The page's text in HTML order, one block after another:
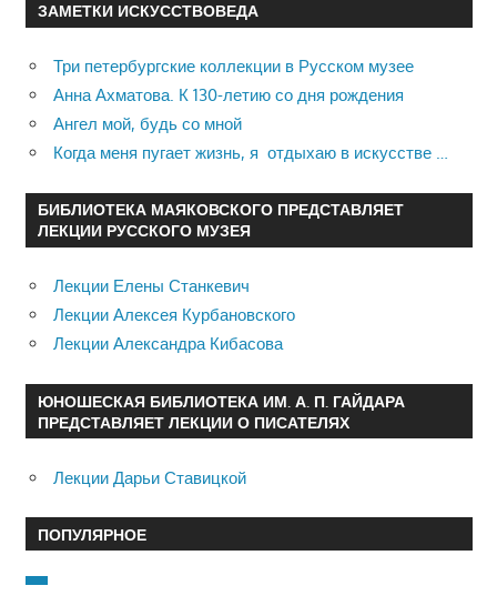
ЗАМЕТКИ ИСКУССТВОВЕДА
Три петербургские коллекции в Русском музее
Анна Ахматова. К 130-летию со дня рождения
Ангел мой, будь со мной
Когда меня пугает жизнь, я отдыхаю в искусстве …
БИБЛИОТЕКА МАЯКОВСКОГО ПРЕДСТАВЛЯЕТ
ЛЕКЦИИ РУССКОГО МУЗЕЯ
Лекции Елены Станкевич
Лекции Алексея Курбановского
Лекции Александра Кибасова
ЮНОШЕСКАЯ БИБЛИОТЕКА ИМ. А. П. ГАЙДАРА
ПРЕДСТАВЛЯЕТ ЛЕКЦИИ О ПИСАТЕЛЯХ
Лекции Дарьи Ставицкой
ПОПУЛЯРНОЕ